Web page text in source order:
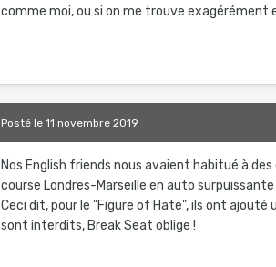
comme moi, ou si on me trouve exagérément
Postéle 11 novembre 2019
Nos English friends nous avaient habitué à
course Londres-Marseille en auto
Ceci dit, pour le "Figure of Hate", ils ont
sont interdits, Break Seat oblige !